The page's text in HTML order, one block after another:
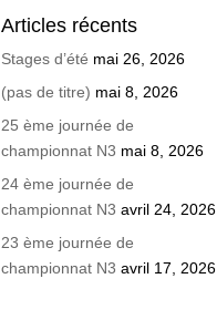
Articles récents
Stages d’été mai 26, 2026
(pas de titre) mai 8, 2026
25 ème journée de
championnat N3 mai 8, 2026
24 ème journée de
championnat N3 avril 24, 2026
23 ème journée de
championnat N3 avril 17, 2026